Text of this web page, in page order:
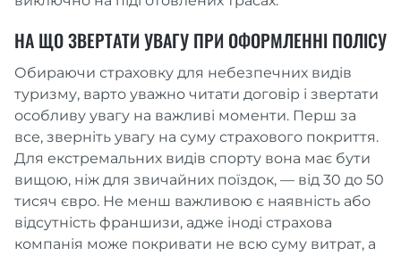
НА ЩО ЗВЕРТАТИ УВАГУ ПРИ ОФОРМЛЕННІ ПОЛІСУ
Обираючи страховку для небезпечних видів
туризму, варто уважно читати договір і звертати
особливу увагу на важливі моменти. Перш за
все, зверніть увагу на суму страхового покриття.
Для екстремальних видів спорту вона має бути
вищою, ніж для звичайних поїздок, — від 30 до 50
тисяч євро. Не менш важливою є наявність або
відсутність франшизи, адже іноді страхова
компанія може покривати не всю суму витрат, а